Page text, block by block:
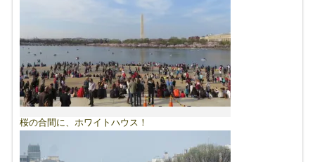
桜の合間に、ホワイトハウス！